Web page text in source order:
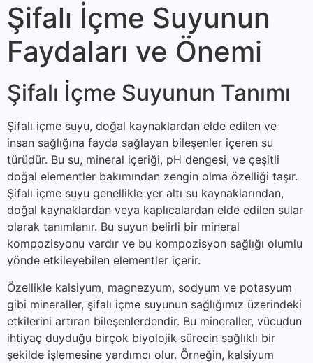
Şifalı İçme Suyunun
Faydaları ve Önemi
Şifalı İçme Suyunun Tanımı
Şifalı içme suyu, doğal kaynaklardan elde edilen ve
insan sağlığına fayda sağlayan bileşenler içeren su
türüdür. Bu su, mineral içeriği, pH dengesi, ve çeşitli
doğal elementler bakımından zengin olma özelliği taşır.
Şifalı içme suyu genellikle yer altı su kaynaklarından,
doğal kaynaklardan veya kaplıcalardan elde edilen sular
olarak tanımlanır. Bu suyun belirli bir mineral
kompozisyonu vardır ve bu kompozisyon sağlığı olumlu
yönde etkileyebilen elementler içerir.
Özellikle kalsiyum, magnezyum, sodyum ve potasyum
gibi mineraller, şifalı içme suyunun sağlığımız üzerindeki
etkilerini artıran bileşenlerdendir. Bu mineraller, vücudun
ihtiyaç duyduğu birçok biyolojik sürecin sağlıklı bir
şekilde işlemesine yardımcı olur. Örneğin, kalsiyum